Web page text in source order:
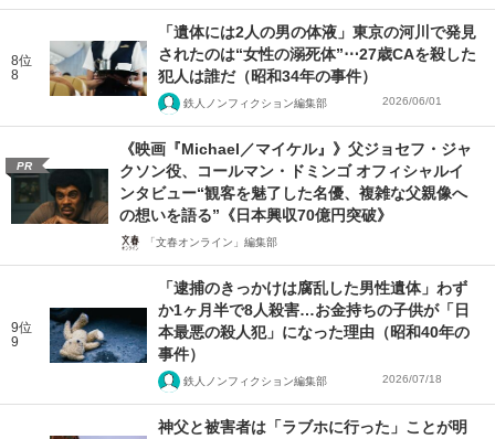
8位
8
「遺体には2人の男の体液」東京の河川で発見
されたのは“女性の溺死体”⋯27歳CAを殺した
犯人は誰だ（昭和34年の事件）
鉄人ノンフィクション編集部 2026/06/01
PR
《映画『Michael／マイケル』》父ジョセフ・ジャ
クソン役、コールマン・ドミンゴ オフィシャルイ
ンタビュー“観客を魅了した名優、複雑な父親像へ
の想いを語る”《日本興収70億円突破》
「文春オンライン」編集部
9位
9
「逮捕のきっかけは腐乱した男性遺体」わず
か1ヶ月半で8人殺害…お金持ちの子供が「日
本最悪の殺人犯」になった理由（昭和40年の
事件）
鉄人ノンフィクション編集部 2026/07/18
神父と被害者は「ラブホに行った」ことが明